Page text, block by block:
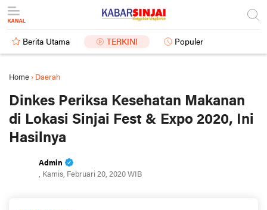
Berita Utama TERKINI Populer
Home › Daerah
Dinkes Periksa Kesehatan Makanan
di Lokasi Sinjai Fest & Expo 2020, Ini
Hasilnya
Admin
, Kamis, Februari 20, 2020 WIB